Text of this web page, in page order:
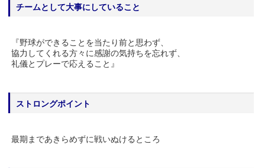
チームとして大事にしていること
『野球ができることを当たり前と思わず、
協力してくれる方々に感謝の気持ちを忘れず、
礼儀とプレーで応えること』
ストロングポイント
最期まであきらめずに戦いぬけるところ